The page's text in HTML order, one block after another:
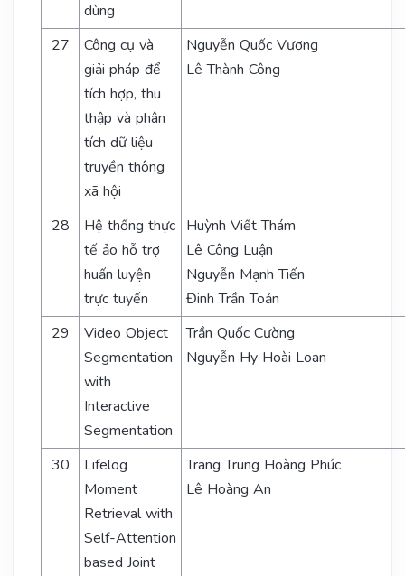
dùng
27
Công cụ và
giải pháp để
tích hợp, thu
thập và phân
tích dữ liệu
truyền thông
xã hội
Nguyễn Quốc Vương
Lê Thành Công
28
Hệ thống thực
tế ảo hỗ trợ
huấn luyện
trực tuyến
Huỳnh Viết Thám
Lê Công Luận
Nguyễn Mạnh Tiến
Đinh Trần Toản
29
Video Object
Segmentation
with
Interactive
Segmentation
Trần Quốc Cường
Nguyễn Hy Hoài Loan
30
Lifelog
Moment
Retrieval with
Self-Attention
based Joint
Trang Trung Hoàng Phúc
Lê Hoàng An